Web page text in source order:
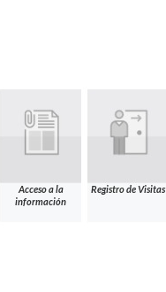
Acceso a la
información
Registro de Visitas